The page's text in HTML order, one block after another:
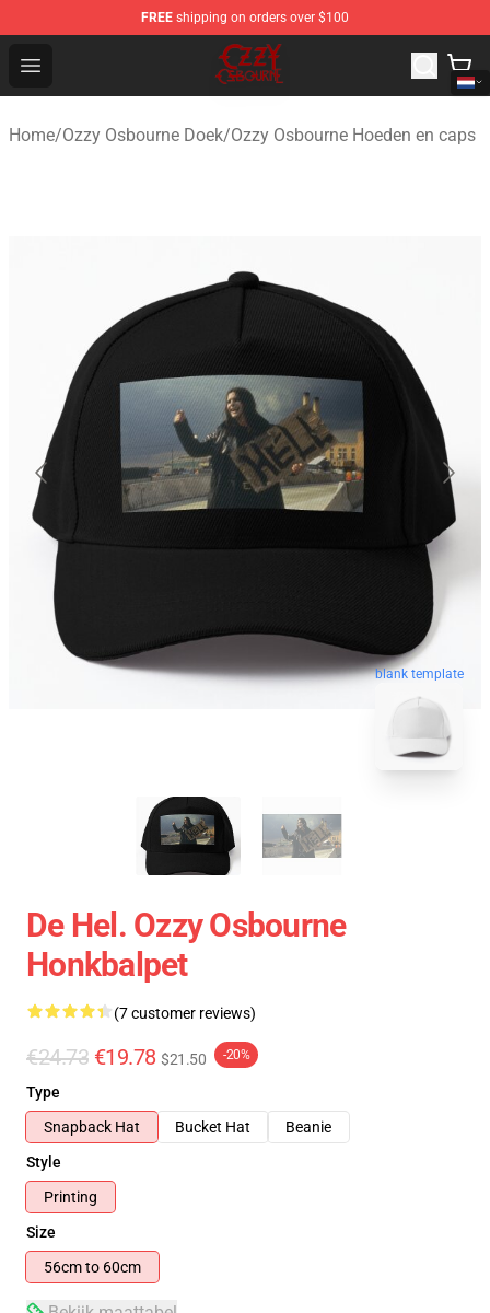
FREE shipping on orders over $100
Open menu
Ozzy Osbourne Store - Official Ozzy Osbourne
Home/Ozzy Osbourne Doek/Ozzy Osbourne Hoeden en caps
blank template
De Hel. Ozzy Osbourne
Honkbalpet
(7 customer reviews)
€24.73 €19.78 $21.50 -20%
Type
Snapback Hat
Bucket Hat
Beanie
Style
Printing
Size
56cm to 60cm